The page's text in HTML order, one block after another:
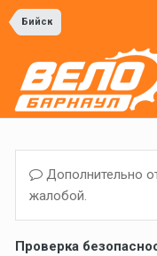
Бийск
Дополнительно
жалобой.
Проверка